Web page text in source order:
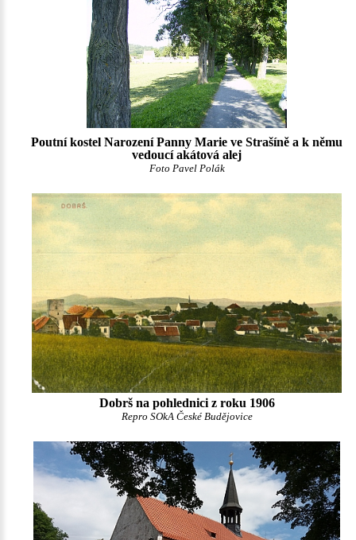
Poutní kostel Narození Panny Marie ve Strašíně a k němu
vedoucí akátová alej
Foto Pavel Polák
Dobrš na pohlednici z roku 1906
Repro SOkA České Budějovice